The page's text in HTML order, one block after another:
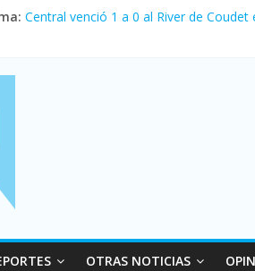
Central venció 1 a 0 al River de
Vacaciones de invierno con más
Fuerte caída de la venta de autos
OTRAS NOTICIAS